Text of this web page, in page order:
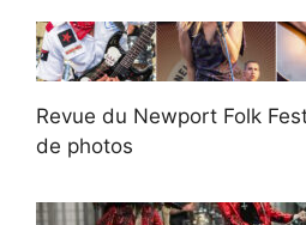
Revue du Newport Folk
de photos